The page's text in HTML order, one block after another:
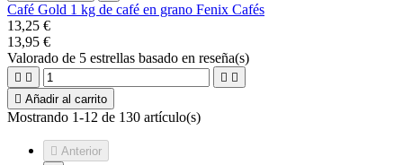
Café Gold 1 kg de café en grano Fenix Cafés
13,25 €
13,95 €
Valorado de 5 estrellas basado en reseña(s)
   
 Añadir al carrito
Mostrando 1-12 de 130 artículo(s)
 Anterior